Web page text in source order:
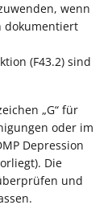
wenn
dokumentiert
(F43.2) sind
„G“ für
oder im
Depression
Die
und